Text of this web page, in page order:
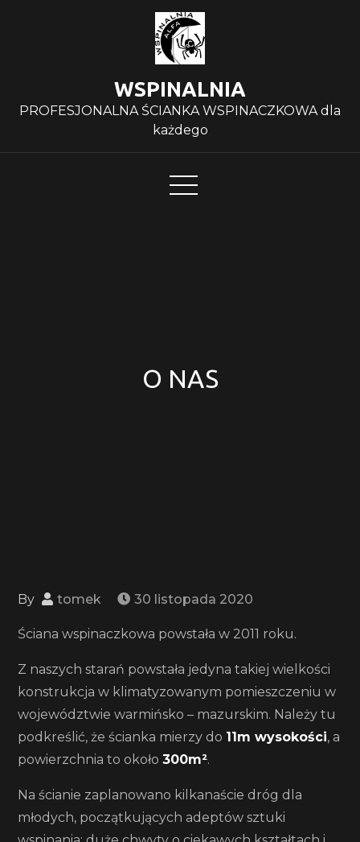
WSPINALNIA
PROFESJONALNA ŚCIANKA WSPINACZKOWA dla
każdego
O NAS
By tomek 30 listopada 2020
Ściana wspinaczkowa powstała w 2011 roku.
Z naszych starań powstała jedyna takiej wielkości
konstrukcja w klimatyzowanym pomieszczeniu w
województwie warmińsko – mazurskim. Należy tu
podkreślić, że ścianka mierzy do 11m wysokości, a
powierzchnia to około300m².
Na ścianie zaplanowano kilkanaście dróg dla
młodych, początkujących adeptów sztuki